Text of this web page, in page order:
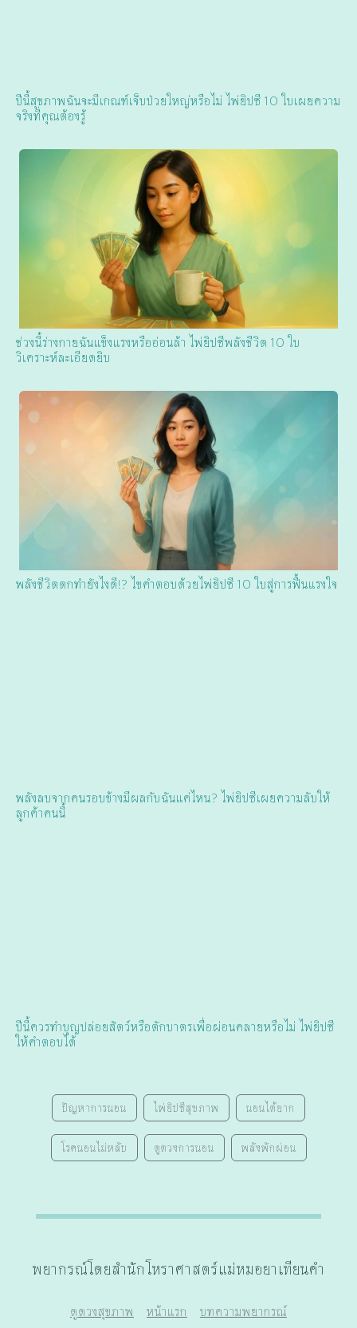
ปีนี้สุขภาพฉันจะมีเกณฑ์เจ็บป่วยใหญ่หรือไม่ ไพ่ยิปซี 10 ใบเผยความ
จริงที่คุณต้องรู้
ช่วงนี้ร่างกายฉันแข็งแรงหรืออ่อนล้า ไพ่ยิปซีพลังชีวิต 10 ใบ
วิเคราะห์ละเอียดยิบ
พลังชีวิตตกทำยังไงดี!? ไขคำตอบด้วยไพ่ยิปซี 10 ใบสู่การฟื้นแรงใจ
พลังลบจากคนรอบข้างมีผลกับฉันแค่ไหน? ไพ่ยิปซีเผยความลับให้
ลูกค้าคนนี้
ปีนี้ควรทำบุญปล่อยสัตว์หรือตักบาตรเพื่อผ่อนคลายหรือไม่ ไพ่ยิปซี
ให้คำตอบได้
ปัญหาการนอน ไพ่ยิปซีสุขภาพ นอนได้ยาก
โรคนอนไม่หลับ ดูดวงการนอน พลังพักผ่อน
พยากรณ์โดยสำนักโหราศาสตร์แม่หมอยาเทียนคำ
ดูดวงสุขภาพ หน้าแรก บทความพยากรณ์